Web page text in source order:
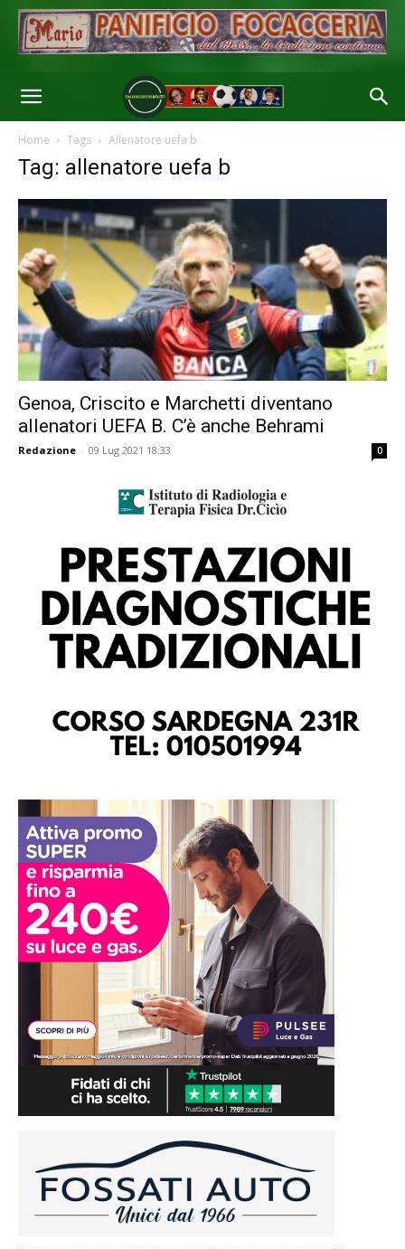
Home Tags Allenatore uefa b
Tag: allenatore uefa b
Genoa, Criscito e Marchetti diventano
allenatori UEFA B. C’è anche Behrami
Redazione - 09 Lug 2021 18:33 0